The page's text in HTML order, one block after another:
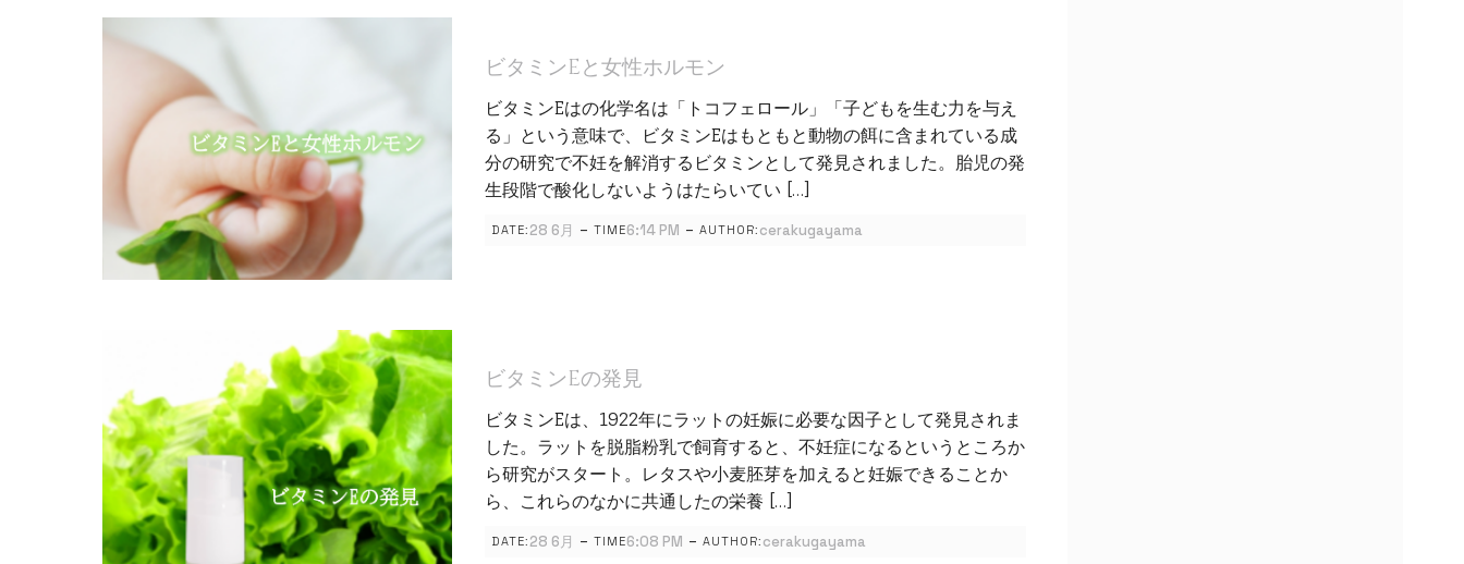
ビタミンEと女性ホルモン
ビタミンEはの化学名は「トコフェロール」「子どもを生む力を与え
る」という意味で、ビタミンEはもともと動物の餌に含まれている成
分の研究で不妊を解消するビタミンとして発見されました。胎児の発
生段階で酸化しないようはたらいてい […]
DATE: 28 6月 - TIME6:14 PM - AUTHOR: cerakugayama
ビタミンEの発見
ビタミンEは、1922年にラットの妊娠に必要な因子として発見されま
した。ラットを脱脂粉乳で飼育すると、不妊症になるというところか
ら研究がスタート。レタスや小麦胚芽を加えると妊娠できることか
ら、これらのなかに共通したの栄養 […]
DATE: 28 6月 - TIME6:08 PM - AUTHOR: cerakugayama